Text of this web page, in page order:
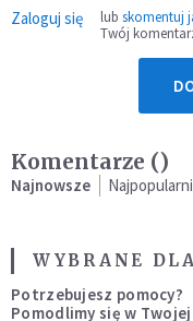
Zaloguj się lub skomentuj
Twój
Komentarze ()
Najnowsze
WYBRANE
Potrzebujesz pomocy?
Pomodlimy się w Twojej